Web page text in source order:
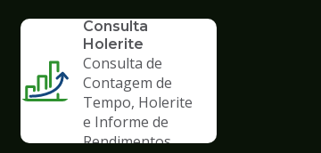
Consulta
Holerite
Consulta de
Contagem de
Tempo, Holerite
e Informe de
Rendimentos